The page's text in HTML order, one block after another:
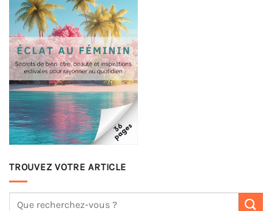
TROUVEZ VOTRE ARTICLE